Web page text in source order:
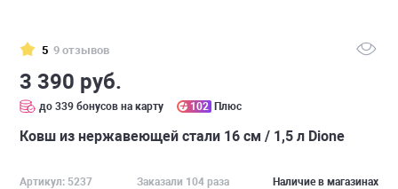
5 9 отзывов
3 390 руб.
до 339 бонусов на карту 102 Плюс
Ковш из нержавеющей стали 16 см / 1,5 л Dione
Артикул: 5237 Заказали 104 раза Наличие в магазинах